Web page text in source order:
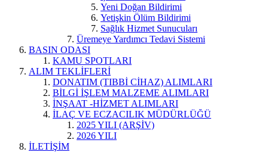
Yeni Doğan Bildirimi
Yetişkin Ölüm Bildirimi
Sağlık Hizmet Sunucuları
Üremeye Yardımcı Tedavi Sistemi
BASIN ODASI
KAMU SPOTLARI
ALIM TEKLİFLERİ
DONATIM (TIBBİ CİHAZ) ALIMLARI
BİLGİ İŞLEM MALZEME ALIMLARI
İNŞAAT -HİZMET ALIMLARI
İLAÇ VE ECZACILIK MÜDÜRLÜĞÜ
2025 YILI (ARŞİV)
2026 YILI
İLETİŞİM